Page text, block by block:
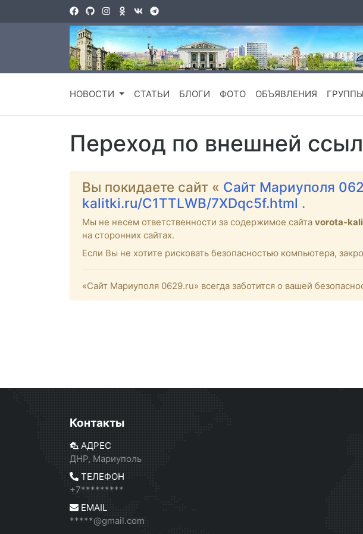
НОВОСТИ СТАТЬИ БЛОГИ ФОТО ОБЪЯВЛЕНИЯ ГРУППЫ
Переход по внешней
Вы покидаете сайт « Сайт Мариуполя
kalitki.ru/C1TTLWB/7XDqc5f.html .
Мы не несем ответственности за содержимое сайта vorota-
на сторонних сайтах.
Если Вы не хотите рисковать безопасностью компьютера,
«Сайт Мариуполя 0629.ru» всегда заботится о вашей
Контакты
АДРЕС
ДНР, Мариуполь
ТЕЛЕФОН
+7*********
EMAIL
*****@gmail.com